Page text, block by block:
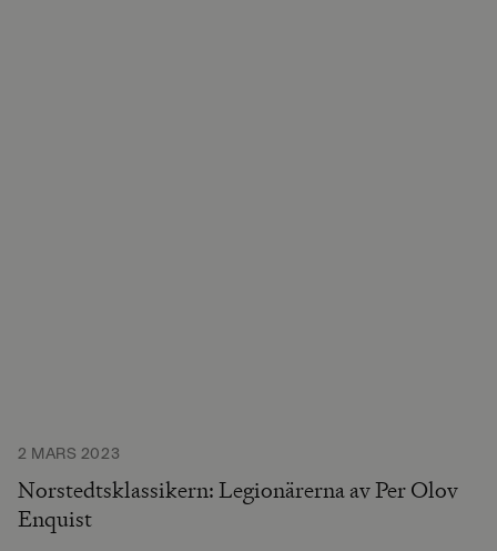
2 MARS 2023
Norstedtsklassikern: Legionärerna av Per Olov
Enquist